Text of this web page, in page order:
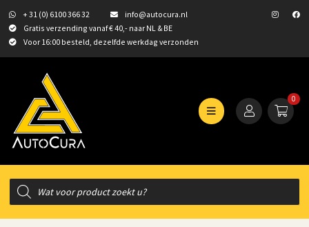
+ 31 (0) 6100 366 32
info@autocura.nl
Gratis verzending vanaf € 40,- naar NL & BE
Voor 16:00 besteld, dezelfde werkdag verzonden
0
Producten
zoeken